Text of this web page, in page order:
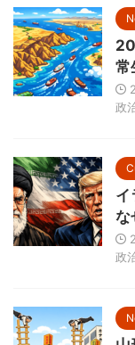
常
政
イ
な
政